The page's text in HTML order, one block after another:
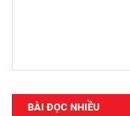
BÀI ĐỌC NHIỀU